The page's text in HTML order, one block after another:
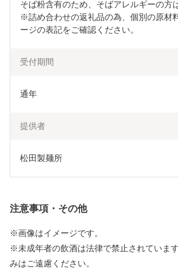
そば粉含有のため、そばアレルギーの方
※詰め合わせの返礼品の為、個別の原材
ージの表記をご確認ください。
受付期間
通年
提供者
松田製麺所
注意事項・その他
※画像はイメージです。
※未成年者の飲酒は法律で禁止されていま
みはご遠慮ください。